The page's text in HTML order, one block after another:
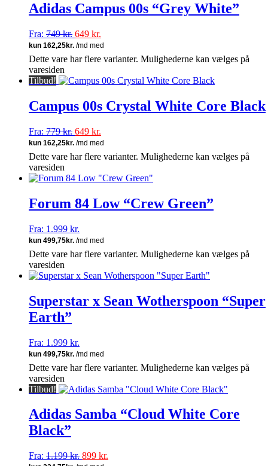
Adidas Campus 00s “Grey White”
Fra: 749kr. 649 kr.
Dette vare har flere varianter. Mulighederne kan vælges på
varesiden
Tilbud!
Campus 00s Crystal White Core Black
Fra: 779kr. 649 kr.
Dette vare har flere varianter. Mulighederne kan vælges på
varesiden
Forum 84 Low “Crew Green”
Fra: 1.999 kr.
Dette vare har flere varianter. Mulighederne kan vælges på
varesiden
Superstar x Sean Wotherspoon “Super
Earth”
Fra: 1.999 kr.
Dette vare har flere varianter. Mulighederne kan vælges på
varesiden
Tilbud!
Adidas Samba “Cloud White Core
Black”
Fra: 1.199kr. 899 kr.